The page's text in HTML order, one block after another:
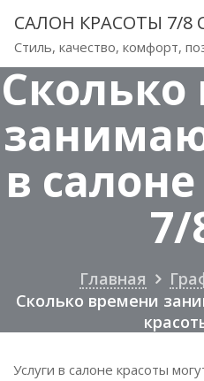
содержимому
САЛОН КРАСОТЫ 7/8
Стиль, качество, комфорт,
в
7/
Главная
Сколько времени
Услуги в салоне красоты